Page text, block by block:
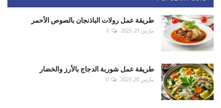
طريقة عمل رولات الباذنجان بالصوص الأحمر
مارس 21, 2025 0
طريقة عمل شوربة الدجاج بالأرز والخضار
مارس 20, 2025 0